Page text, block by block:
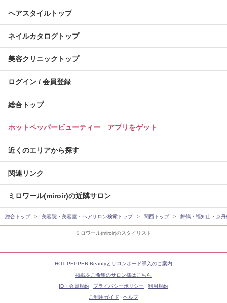
ミロワール(miroir)のスタイリスト
ヘアスタイルトップ
ネイルカタログトップ
美容クリニックトップ
ログイン / 会員登録
総合トップ
ホットペッパービューティー アプリをゲット
近くのエリアから探す
関連リンク
ミロワール(miroir)の近隣サロン
総合トップ 美容院・美容室・ヘアサロン検索トップ 関西トップ 舞鶴・福知山・京
HOT PEPPER Beautyとサロンボード導入のご案内
掲載をご希望のサロン様はこちら
ID・会員規約
プライバシーポリシー
利用規約
ご利用ガイド
ヘルプ